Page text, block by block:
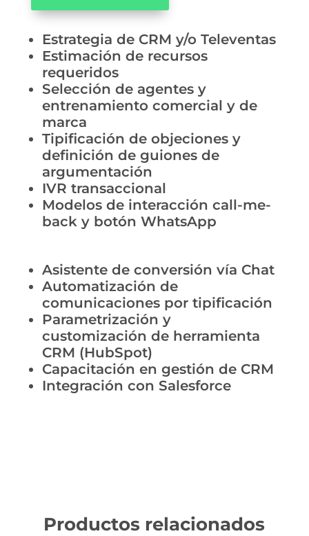
Estrategia de CRM y/o Televentas
Estimación de recursos
requeridos
Selección de agentes y
entrenamiento comercial y de
marca
Tipificación de objeciones y
definición de guiones de
argumentación
IVR transaccional
Modelos de interacción call-me-
back y botón WhatsApp
Asistente de conversión vía Chat
Automatización de
comunicaciones por tipificación
Parametrización y
customización de herramienta
CRM (HubSpot)
Capacitación en gestión de CRM
Integración con Salesforce
Productos relacionados